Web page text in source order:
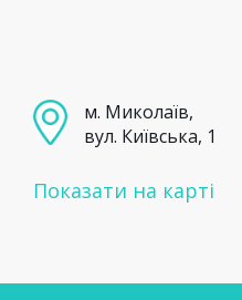
м. Миколаїв,
вул. Київська, 1
Показати на карті